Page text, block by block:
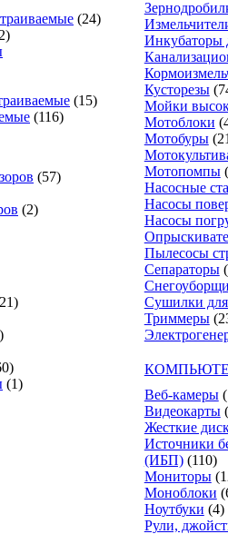
(24)
(15)
(116)
(57)
(2)
(1)
Инкубаторы
Кусторезы
Мойки
Мотоблоки
Мотобуры
Мотопомпы
Насосные
Насосы
Насосы
Пылесосы
Сепараторы
Сушилки
Триммеры
Веб-камеры
Видеокарты
Жесткие
Источники
(ИБП) (110)
Мониторы
Моноблоки
Ноутбуки (4)
Рули,